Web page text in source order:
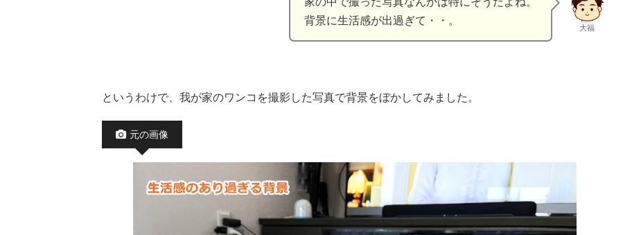
背景に生活感が出過ぎて・・。
大福
というわけで、我が家のワンコを撮影した写真で背景をぼかしてみました。
元の画像